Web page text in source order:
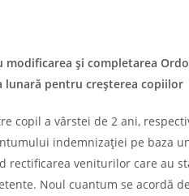
şi completarea
lunară pentru creşterea copiilor
copil a vârstei de 2 ani,
indemnizaţiei pe baza
rectificarea veniturilor care au
Noul cuantum se acordă